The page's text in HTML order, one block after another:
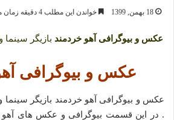
18 بهمن, 1399 خواندن این مطلب 4 دقیقه زمان میبرد
عکس و بیوگرافی آهو خردمند بازیگر سینما
عکس و بیوگرافی
عکس و بیوگرافی آهو خردمند بازیگر سینما
. در این قسمت بیوگرافی و عکس های آهو